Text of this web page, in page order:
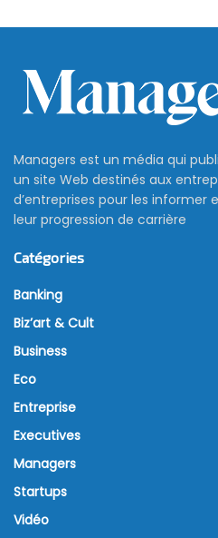
Managers est un média qui
un site Web destinés aux
d’entreprises pour les informer
leur progression de carrière
Catégories
Banking
Biz’art & Cult
Business
Eco
Entreprise
Executives
Managers
Startups
Vidéo